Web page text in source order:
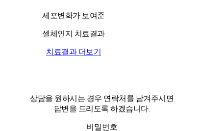
세포변화가 보여준
셀체인지 치료결과
치료결과 더보기
상담을 원하시는 경우 연락처를 남겨주시면
답변을 드리도록 하겠습니다.
비밀번호